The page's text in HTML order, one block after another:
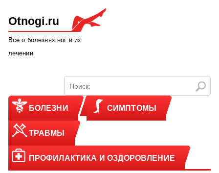
Otnogi.ru
Всё о болезнях ног и их
лечении
БОЛЕЗНИ СИМПТОМЫ
ТРАВМЫ
ПРОФИЛАКТИКА И ОЗДОРОВЛЕНИЕ